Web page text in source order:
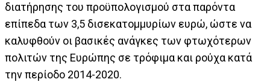
διατήρησης του προϋπολογισμού στα παρόντα
επίπεδα των 3,5 δισεκατομμυρίων ευρώ, ώστε να
καλυφθούν οι βασικές ανάγκες των φτωχότερων
πολιτών της Ευρώπης σε τρόφιμα και ρούχα κατά
την περίοδο 2014-2020.